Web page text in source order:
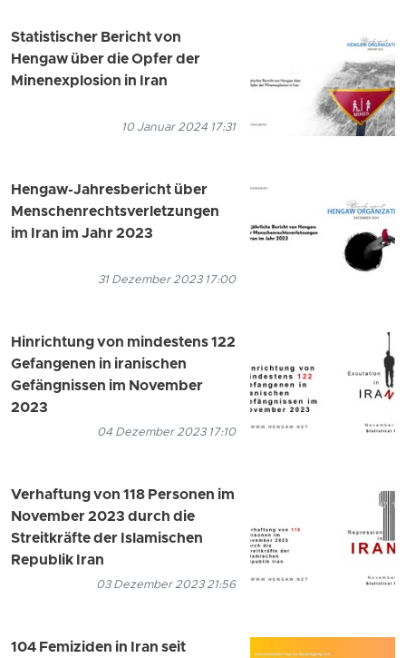
Statistischer Bericht von
Hengaw über die Opfer der
Minenexplosion in Iran
10 Januar 2024 17:31
Hengaw-Jahresbericht über
Menschenrechtsverletzungen
im Iran im Jahr 2023
31 Dezember 2023 17:00
Hinrichtung von mindestens 122
Gefangenen in iranischen
Gefängnissen im November
2023
04 Dezember 2023 17:10
Verhaftung von 118 Personen im
November 2023 durch die
Streitkräfte der Islamischen
Republik Iran
03 Dezember 2023 21:56
104 Femiziden in Iran seit